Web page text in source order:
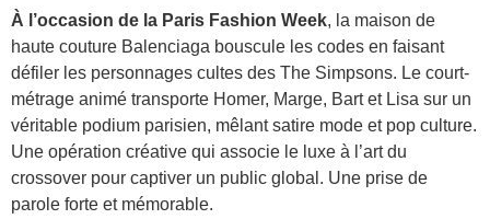
À l’occasion de la Paris Fashion Week, la maison de
haute couture Balenciaga bouscule les codes en faisant
défiler les personnages cultes des The Simpsons. Le court-
métrage animé transporte Homer, Marge, Bart et Lisa sur un
véritable podium parisien, mêlant satire mode et pop culture.
Une opération créative qui associe le luxe à l’art du
crossover pour captiver un public global. Une prise de
parole forte et mémorable.